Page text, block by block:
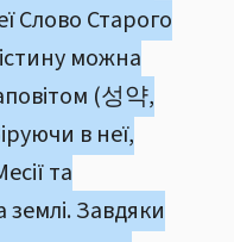
Слово Старого
можна
(성약,
в неї,
та
Завдяки